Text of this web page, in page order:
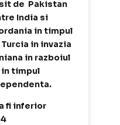
de Pakistan
India si
in timpul
in invazia
in razboiul
timpul
fi inferior